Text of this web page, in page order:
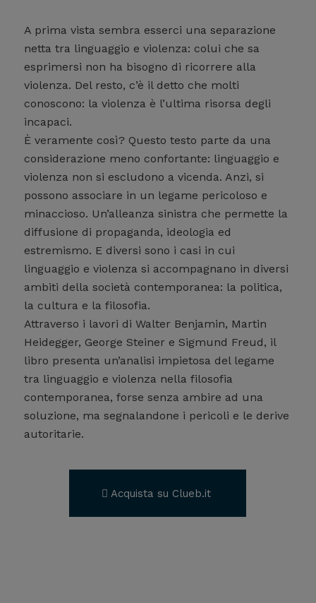
A prima vista sembra esserci una separazione
netta tra linguaggio e violenza: colui che sa
esprimersi non ha bisogno di ricorrere alla
violenza. Del resto, c’è il detto che molti
conoscono: la violenza è l’ultima risorsa degli
incapaci.
È veramente così? Questo testo parte da una
considerazione meno confortante: linguaggio e
violenza non si escludono a vicenda. Anzi, si
possono associare in un legame pericoloso e
minaccioso. Un’alleanza sinistra che permette la
diffusione di propaganda, ideologia ed
estremismo. E diversi sono i casi in cui
linguaggio e violenza si accompagnano in diversi
ambiti della società contemporanea: la politica,
la cultura e la filosofia.
Attraverso i lavori di Walter Benjamin, Martin
Heidegger, George Steiner e Sigmund Freud, il
libro presenta un’analisi impietosa del legame
tra linguaggio e violenza nella filosofia
contemporanea, forse senza ambire ad una
soluzione, ma segnalandone i pericoli e le derive
autoritarie.
Acquista su Clueb.it